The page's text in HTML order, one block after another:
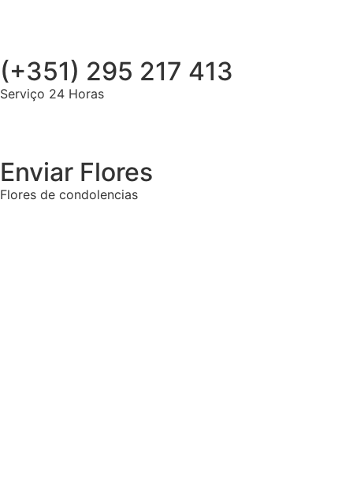
(+351) 295 217 413
Serviço 24 Horas
Enviar Flores
Flores de condolencias